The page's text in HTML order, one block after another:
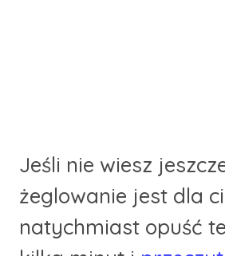
Jeśli nie wiesz
żeglowanie jest dla
natychmiast opuść